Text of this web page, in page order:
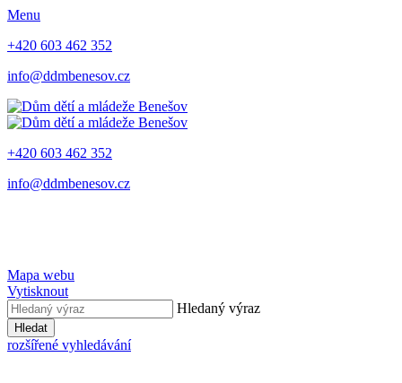
Menu
+420 603 462 352
info@ddmbenesov.cz
+420 603 462 352
info@ddmbenesov.cz
Mapa webu
Vytisknout
Hledaný výraz
Hledat
rozšířené vyhledávání